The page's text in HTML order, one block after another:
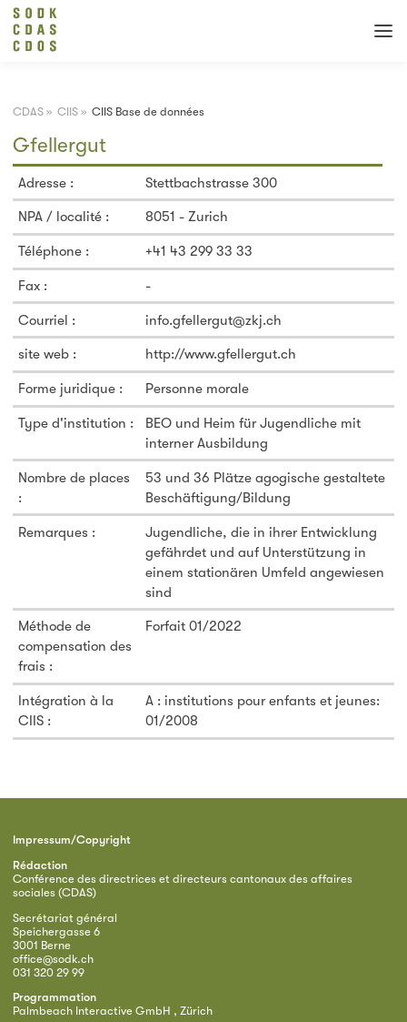
CDAS » CIIS » CIIS Base de données
Gfellergut
Adresse : Stettbachstrasse 300
NPA / localité : 8051 - Zurich
Téléphone : +41 43 299 33 33
Fax : -
Courriel : info.gfellergut@zkj.ch
site web : http://www.gfellergut.ch
Forme juridique : Personne morale
Type d'institution :
BEO und Heim für Jugendliche mit
interner Ausbildung
Nombre de places
:
53 und 36 Plätze agogische gestaltete
Beschäftigung/Bildung
Remarques :
Jugendliche, die in ihrer Entwicklung
gefährdet und auf Unterstützung in
einem stationären Umfeld angewiesen
sind
Méthode de
compensation des
frais :
Forfait 01/2022
Intégration à la
CIIS :
A : institutions pour enfants et jeunes:
01/2008
Impressum/Copyright
Rédaction
Conférence des directrices et directeurs cantonaux des affaires
sociales (CDAS)
Secrétariat général
Speichergasse 6
3001 Berne
office@sodk.ch
031 320 29 99
Programmation
Palmbeach Interactive GmbH , Zürich